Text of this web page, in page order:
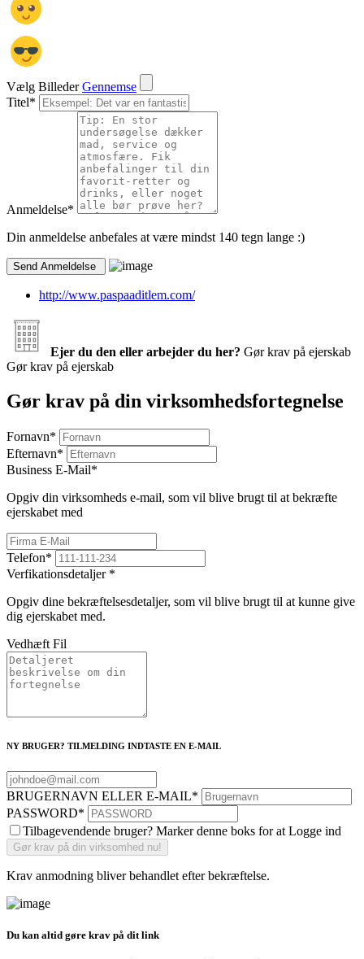
Vælg Billeder Gennemse
Titel*
Anmeldelse*
Din anmeldelse anbefales at være mindst 140 tegn lange :)
http://www.paspaaditlem.com/
Ejer du den eller arbejder du her? Gør krav på ejerskab
Gør krav på ejerskab
Gør krav på din virksomhedsfortegnelse
Fornavn*
Efternavn*
Business E-Mail*
Opgiv din virksomheds e-mail, som vil blive brugt til at bekræfte
ejerskabet med
Telefon*
Verfikationsdetaljer *
Opgiv dine bekræftelsesdetaljer, som vil blive brugt til at kunne give
dig ejerskabet med.
Vedhæft Fil
NY BRUGER? TILMELDING INDTASTE EN E-MAIL
BRUGERNAVN ELLER E-MAIL*
PASSWORD*
Tilbagevendende bruger? Marker denne boks for at Logge ind
Krav anmodning bliver behandlet efter bekræftelse.
Du kan altid gøre krav på dit link